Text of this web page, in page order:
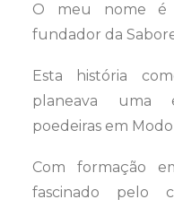
O meu nome é
fundador da
Esta história
planeava uma
poedeiras em
Com formação
fascinado pelo